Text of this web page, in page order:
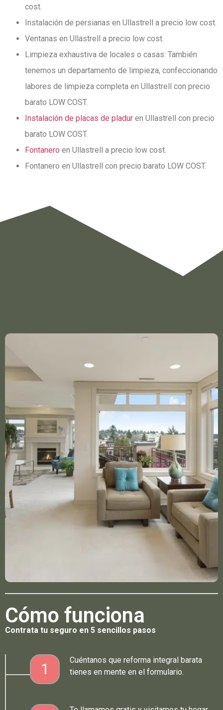
cost.
Instalación de persianas en Ullastrell a precio low cost.
Ventanas en Ullastrell a precio low cost.
Limpieza exhaustiva de locales o casas: También
tenemos un departamento de limpieza, confeccionando
labores de limpieza completa en Ullastrell con precio
barato LOW COST.
Instalación de placas de pladur en Ullastrell con precio
barato LOW COST.
Fontanero en Ullastrell a precio low cost.
Fontanero en Ullastrell con precio barato LOW COST.
Cómo funciona
Contrata tu seguro en 5 sencillos pasos
1
Cuéntanos que reforma integral barata
tienes en mente en el formulario.